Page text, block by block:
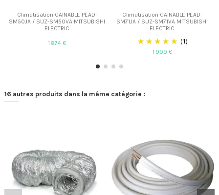
Climatisation GAINABLE PEAD-
SM50JA / SUZ-SM50VA MITSUBISHI
ELECTRIC
1 874 €
Climatisation GAINABLE PEAD-
SM71JA / SUZ-SM71VA MITSUBISHI
ELECTRIC
(1)
1 999 €
16 autres produits dans la même catégorie :